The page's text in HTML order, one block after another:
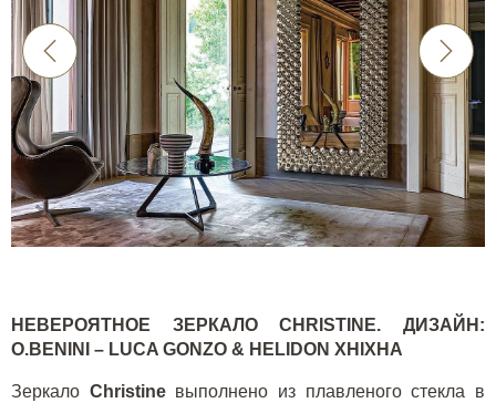
НЕВЕРОЯТНОЕ ЗЕРКАЛОCHRISTINE. ДИЗАЙН :
O.BENINI – LUCA GONZO & HELIDON XHIXHA
Зеркало Christine выполнено из плавленого стекла в